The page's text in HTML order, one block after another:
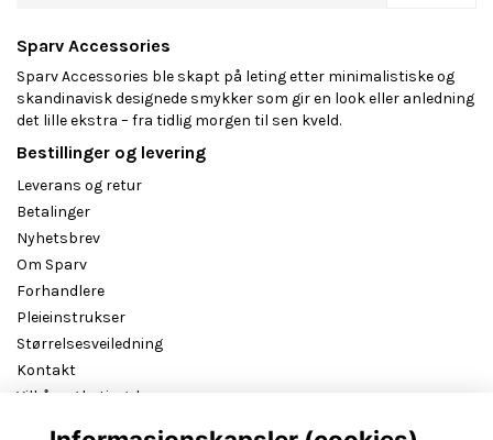
Sparv Accessories
Sparv Accessories ble skapt på leting etter minimalistiske og
skandinavisk designede smykker som gir en look eller anledning
det lille ekstra – fra tidlig morgen til sen kveld.
Bestillinger og levering
Leverans og retur
Betalinger
Nyhetsbrev
Om Sparv
Forhandlere
Pleieinstrukser
Størrelsesveiledning
Kontakt
Vilkår og betingelser